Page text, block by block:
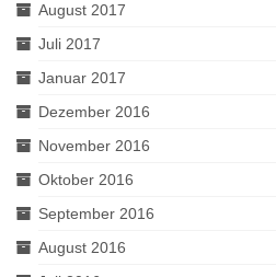
August 2017
Juli 2017
Januar 2017
Dezember 2016
November 2016
Oktober 2016
September 2016
August 2016